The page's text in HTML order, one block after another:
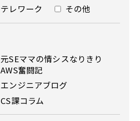
テレワーク
その他
元SEママの情シスなりきり
AWS奮闘記
エンジニアブログ
CS課コラム